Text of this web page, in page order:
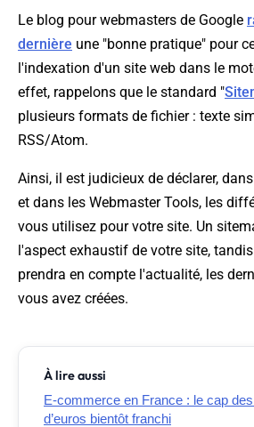
Le blog pour webmasters de Google
dernière une "bonne pratique" pour
l'indexation d'un site web dans le
effet, rappelons que le standard "
plusieurs formats de fichier : texte
RSS/Atom.
Ainsi, il est judicieux de déclarer,
et dans les Webmaster Tools, les
vous utilisez pour votre site. Un
l'aspect exhaustif de votre site,
prendra en compte l'actualité, les
vous avez créées.
À lire aussi
E-commerce en France : le cap
d’euros bientôt franchi